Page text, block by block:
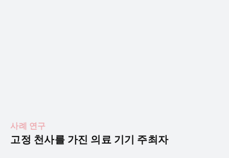
사례 연구
고정 천사를 가진 의료 기기 주최자